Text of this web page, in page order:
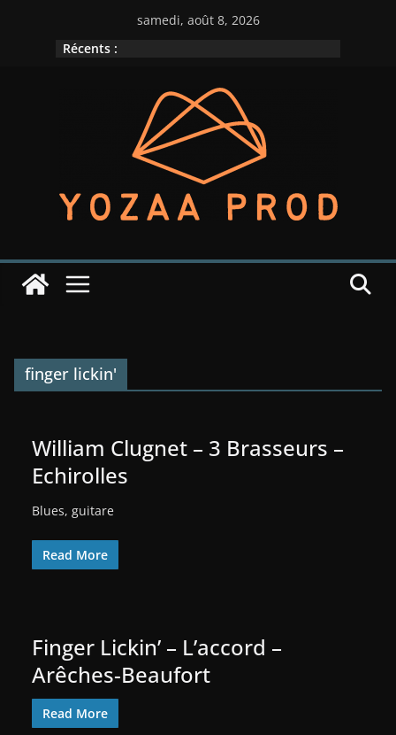
samedi, août 8, 2026
Récents :
finger lickin'
William Clugnet – 3 Brasseurs –
Echirolles
Blues, guitare
Read More
Finger Lickin’ – L’accord –
Arêches-Beaufort
Read More